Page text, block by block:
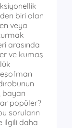
biri olan
veya
arasında
ve kumaş
bayan
popüler?
soruların
ilgili daha